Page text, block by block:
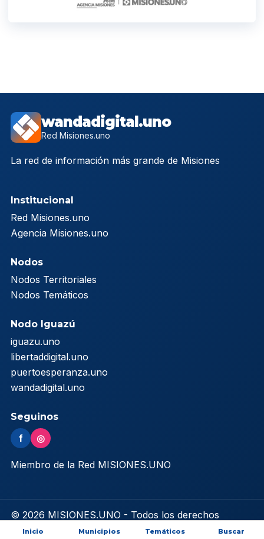
wandadigital.uno
Red Misiones.uno
La red de información más grande de Misiones
Institucional
Red Misiones.uno
Agencia Misiones.uno
Nodos
Nodos Territoriales
Nodos Temáticos
Nodo Iguazú
iguazu.uno
libertaddigital.uno
puertoesperanza.uno
wandadigital.uno
Seguinos
f ◎
Miembro de la Red MISIONES.UNO
© 2026 MISIONES.UNO - Todos los derechos
reservados
Inicio Municipios Temáticos Buscar